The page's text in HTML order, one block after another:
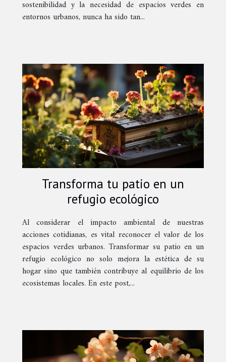
sostenibilidad y la necesidad de espacios verdes en
entornos urbanos, nunca ha sido tan...
Transforma tu patio en un
refugio ecológico
Al considerar el impacto ambiental de nuestras
acciones cotidianas, es vital reconocer el valor de los
espacios verdes urbanos. Transformar su patio en un
refugio ecológico no solo mejora la estética de su
hogar sino que también contribuye al equilibrio de los
ecosistemas locales. En este post,...